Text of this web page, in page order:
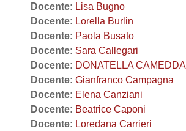
Docente: Lisa Bugno
Docente: Lorella Burlin
Docente: Paola Busato
Docente: Sara Callegari
Docente: DONATELLA CAMEDDA
Docente: Gianfranco Campagna
Docente: Elena Canziani
Docente: Beatrice Caponi
Docente: Loredana Carrieri